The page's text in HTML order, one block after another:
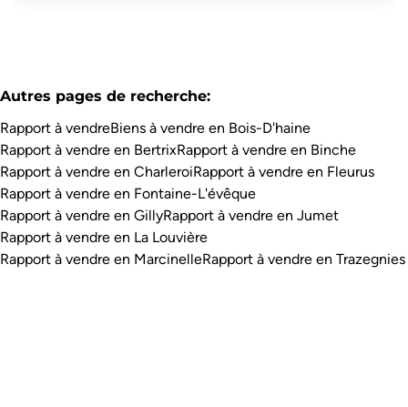
Autres pages de recherche:
Rapport à vendreBiens à vendre en Bois-D'haine
Rapport à vendre en BertrixRapport à vendre en Binche
Rapport à vendre en CharleroiRapport à vendre en Fleurus
Rapport à vendre en Fontaine-L'évêque
Rapport à vendre en GillyRapport à vendre en Jumet
Rapport à vendre en La Louvière
Rapport à vendre en MarcinelleRapport à vendre en Trazegnies